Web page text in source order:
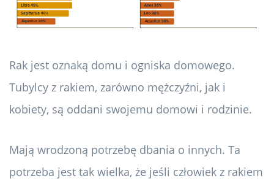
Rak jest oznaką domu i ogniska domowego.
Tubylcy z rakiem, zarówno mężczyźni, jak i
kobiety, są oddani swojemu domowi i rodzinie.
Mają wrodzoną potrzebę dbania o innych. Ta
potrzeba jest tak wielka, że ​​jeśli człowiek z rakiem